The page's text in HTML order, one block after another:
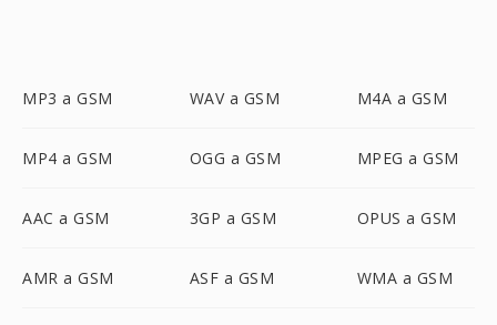
MP3 a GSM WAV a GSM M4A a GSM
MP4 a GSM OGG a GSM MPEG a GSM
AAC a GSM 3GP a GSM OPUS a GSM
AMR a GSM ASF a GSM WMA a GSM